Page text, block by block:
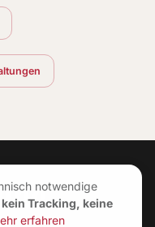
notwendige
kein Tracking, keine
erfahren